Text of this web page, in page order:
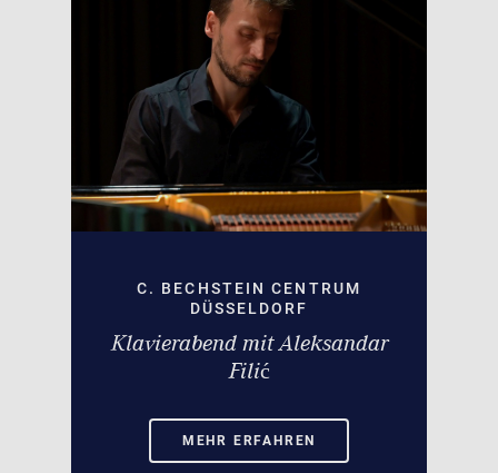
C. BECHSTEIN CENTRUM
DÜSSELDORF
Klavierabend mit Aleksandar
Filić
MEHR ERFAHREN